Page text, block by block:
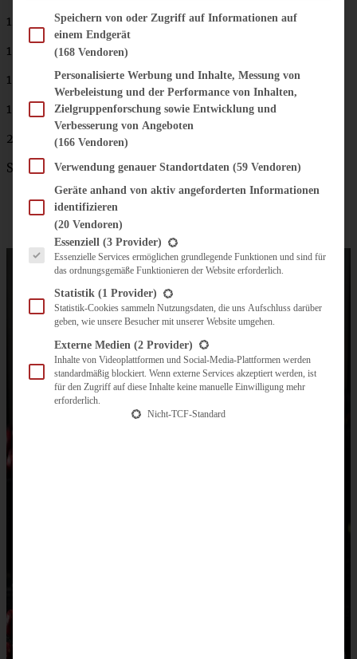
120 ml Wasser
1 Sternanis
1 Zimtstange
100 g Zucker (oder mehr, nach Geschmack)
2 EL Rotweinessig
Salz
Im Folgenden finden Sie eine Liste der Zwecke des IAB Transparency and Consent
Speichern von oder Zugriff auf Informationen auf
einem Endgerät
(168 Vendoren)
Personalisierte Werbung und Inhalte, Messung von
Werbeleistung und der Performance von Inhalten,
Zielgruppenforschung sowie Entwicklung und
Verbesserung von Angeboten
(166 Vendoren)
Verwendung genauer Standortdaten (59 Vendoren)
Geräte anhand von aktiv angeforderten Informationen
identifizieren
(20 Vendoren)
Es folgt eine Liste der Service-Gruppen, für die eine Einwilligung erteilt werden
Essenziell (3 Provider)
Essenzielle Services ermöglichen grundlegende Funktionen und sind für
das ordnungsgemäße Funktionieren der Website erforderlich.
Statistik (1 Provider)
Statistik-Cookies sammeln Nutzungsdaten, die uns Aufschluss darüber
geben, wie unsere Besucher mit unserer Website umgehen.
Externe Medien (2 Provider)
Inhalte von Videoplattformen und Social-Media-Plattformen werden
standardmäßig blockiert. Wenn externe Services akzeptiert werden, ist
für den Zugriff auf diese Inhalte keine manuelle Einwilligung mehr
erforderlich.
Nicht-TCF-Standard